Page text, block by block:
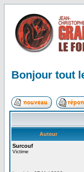
Bonjour tout
Auteur
Surcouf
Victime